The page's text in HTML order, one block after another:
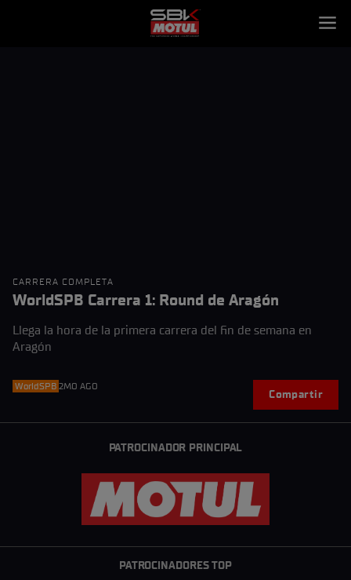
CARRERA COMPLETA
WorldSPB Carrera 1: Round de Aragón
Llega la hora de la primera carrera del fin de semana en
Aragón
WorldSPB 2MO AGO
Compartir
PATROCINADOR PRINCIPAL
PATROCINADORES TOP